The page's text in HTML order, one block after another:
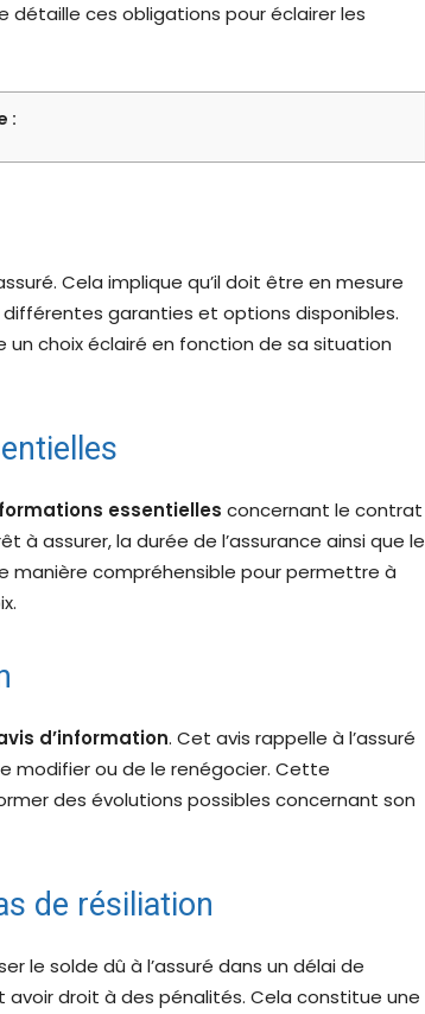
ces obligations pour éclairer les
:
Cela implique qu’il doit être en mesure
garanties et options disponibles.
un choix éclairé en fonction de sa situation
essentielles concernant le contrat
à assurer, la durée de l’assurance ainsi que le
compréhensible pour permettre à
d’information. Cet avis rappelle à l’assuré
modifier ou de le renégocier. Cette
des évolutions possibles concernant son
de résiliation
le solde dû à l’assuré dans un délai de
avoir droit à des pénalités. Cela constitue une